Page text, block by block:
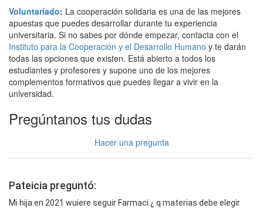
Voluntariado: La cooperación solidaria es una de las mejores
apuestas que puedes desarrollar durante tu experiencia
universitaria. Si no sabes por dónde empezar, contacta con el
Instituto para la Cooperación y el Desarrollo Humano y te darán
todas las opciones que existen. Está abierto a todos los
estudiantes y profesores y supone uno de los mejores
complementos formativos que puedes llegar a vivir en la
universidad.
Pregúntanos tus dudas
Hacer una pregunta
Pateicia preguntó:
Mi hija en 2021 wuiere seguir Farmaci.¿ q materias debe elegir